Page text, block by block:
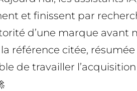
et finissent par
d’une marque avant
référence citée,
de travailler